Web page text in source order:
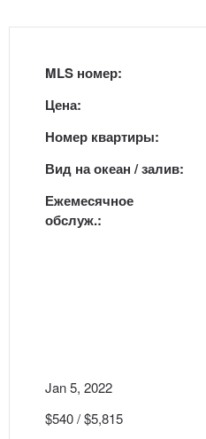
MLS номер:
Цена:
Номер квартиры:
Вид на океан / залив:
Ежемесячное
обслуж.:
Jan 5, 2022
$540 / $5,815